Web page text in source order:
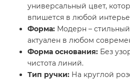
универсальный цвет,
впишется в любой
Форма: Модерн –
актуален в любом
Форма основания: Без
чистота линий.
Тип ручки: На круглой